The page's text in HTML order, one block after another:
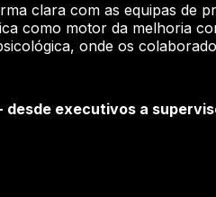
clara com as equipas de
como motor da melhoria
onde os
executivos a